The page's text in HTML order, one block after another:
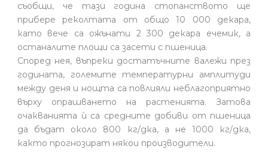
съобщи, че тази година стопанството ще
прибере реколтата от общо 10 000 декара,
като вече са ожънати 2 300 декара ечемик, а
останалите площи са засети с пшеница.
Според нея, въпреки достатъчните валежи през
годината, големите температурни амплитуди
между деня и нощта са повлияли неблагоприятно
върху опрашването на растенията. Затова
очакванията ѝ са средните добиви от пшеница
да бъдат около 800 кг/дка, а не 1000 кг/дка,
както прогнозират някои производители.